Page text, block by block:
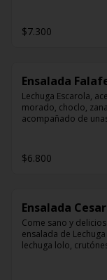
$7.300
Ensalada
Lechuga Escarola,
morado, choclo,
acompañado de
Aderezo a base de
$6.800
Ensalada
Come sano y
ensalada de
lechuga lolo,